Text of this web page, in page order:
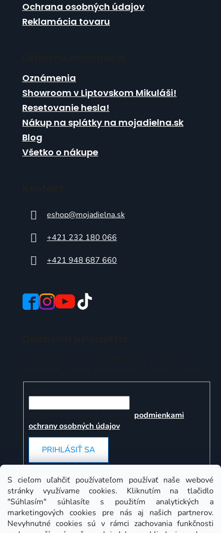
S cieľom uľahčiť používateľom používať naše webové
stránky využívame cookies. Kliknutím na tlačidlo
"Súhlasím" súhlasíte s použitím analytických a
marketingových cookies pre nás aj našich partnerov.
Nevyhnutné cookies sú v rámci zachovania funkčnosti
Ochrana osobných údajov
Reklamácia tovaru
Oznámenia
Showroom v Liptovskom Mikuláši!
Resetovanie hesla!
Nákup na splátky na mojadielna.sk
Blog
Všetko o nákupe
eshop@mojadielna.sk
+421 232 180 066
+421 948 687 660
podmienkami
ochrany osobných údajov
PRIHLÁSIŤ SA
Instagram